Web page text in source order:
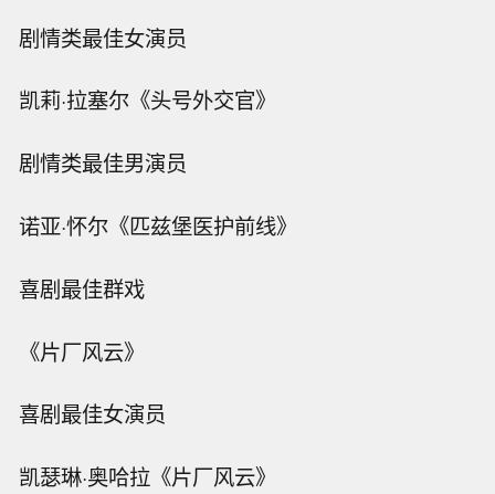
剧情类最佳女演员
凯莉·拉塞尔《头号外交官》
剧情类最佳男演员
诺亚·怀尔《匹兹堡医护前线》
喜剧最佳群戏
《片厂风云》
喜剧最佳女演员
凯瑟琳·奥哈拉《片厂风云》